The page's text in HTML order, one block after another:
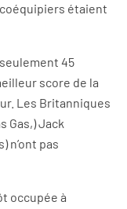
étaient
45
score de la
Les Britanniques
Gas,) Jack
n’ont pas
occupée à